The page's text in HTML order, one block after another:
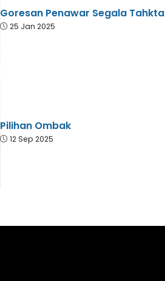
Goresan Penawar Segala Tahkta
25 Jan 2025
Pilihan Ombak
12 Sep 2025